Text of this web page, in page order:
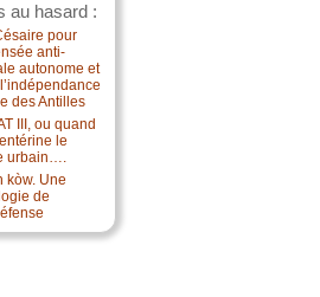
au hasard :
pour
anti-
autonome et
des Antilles
III, ou quand
entérine le
urbain….
kòw. Une
de